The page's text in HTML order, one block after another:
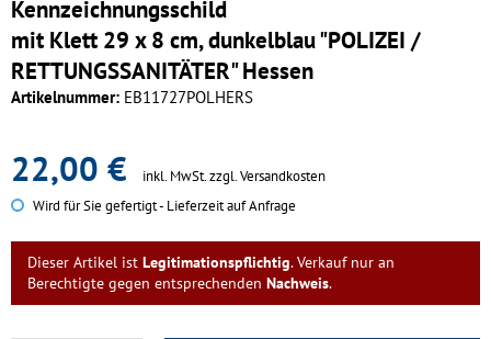
Kennzeichnungsschild
mit Klett 29 x 8 cm, dunkelblau "POLIZEI /
RETTUNGSSANITÄTER" Hessen
Artikelnummer: EB11727POLHERS
22,00 € inkl. MwSt.zzgl. Versandkosten
Wird für Sie gefertigt - Lieferzeit auf Anfrage
Dieser Artikel ist Legitimationspflichtig. Verkauf nur an
Berechtigte gegen entsprechenden Nachweis.